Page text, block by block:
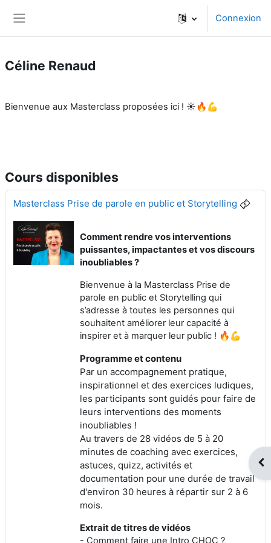
Connexion
Céline Renaud
Bienvenue aux Masterclass proposées ici ! ☀🔥💪
Cours disponibles
Masterclass Prise de parole en public et Storytelling
Comment rendre vos interventions
puissantes, impactantes et vos discours
inoubliables ?
Bienvenue à la Masterclass Prise de
parole en public et Storytelling qui
s’adresse à toutes les personnes qui
souhaitent améliorer leur capacité à
inspirer et à marquer leur public ! 🔥💪
Programme et contenu
Par un accompagnement pratique,
inspirationnel et des exercices ludiques,
les participants sont guidés pour faire de
leurs interventions des moments
inoubliables !
Au travers de 28 vidéos de 5 à 20
minutes de coaching avec exercices,
astuces, quizz, activités et
documentation pour une durée de travail
d'environ 30 heures à répartir sur 2 à 6
mois.
Extrait de titres de vidéos
- Comment faire une Intro CHOC ?